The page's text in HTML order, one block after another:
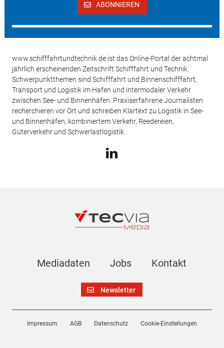
ABONNIEREN
www.schifffahrtundtechnik.de ist das Online-Portal der achtmal
jährlich erscheinenden Zeitschrift Schifffahrt und Technik.
Schwerpunktthemen sind Schifffahrt und Binnenschifffahrt,
Transport und Logistik im Hafen und intermodaler Verkehr
zwischen See- und Binnenhäfen. Praxiserfahrene Journalisten
recherchieren vor Ort und schreiben Klartext zu Logistik in See-
und Binnenhäfen, kombiniertem Verkehr, Reedereien,
Güterverkehr und Schwerlastlogistik.
Mediadaten Jobs Kontakt
Newsletter
Impressum AGB Datenschutz Cookie-Einstellungen